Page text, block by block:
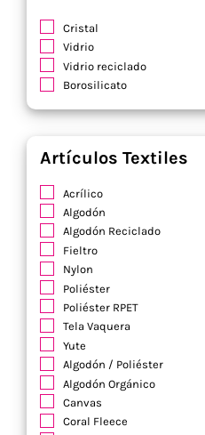
Cristal
Vidrio
Vidrio reciclado
Borosilicato
Artículos Textiles
Acrílico
Algodón
Algodón Reciclado
Fieltro
Nylon
Poliéster
Poliéster RPET
Tela Vaquera
Yute
Algodón / Poliéster
Algodón Orgánico
Canvas
Coral Fleece